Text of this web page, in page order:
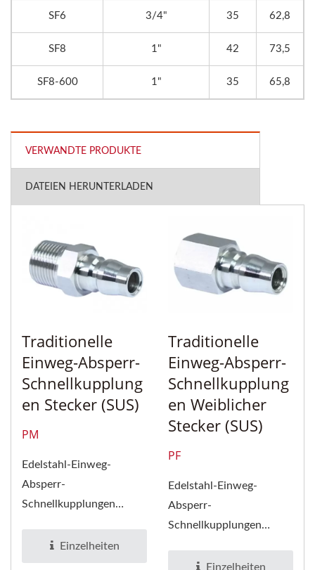
SF6 3/4" 35 62,8
SF8 1" 42 73,5
SF8-600 1" 35 65,8
VERWANDTE PRODUKTE
DATEIEN HERUNTERLADEN
Traditionelle
Einweg-Absperr-
Schnellkupplung
En Stecker (SUS)
PM
Edelstahl-Einweg-
Absperr-
Schnellkupplungen
Männliche Buchse und
Stecker...
Einzelheiten
Traditionelle
Einweg-Absperr-
Schnellkupplung
En Weiblicher
Stecker (SUS)
PF
Edelstahl-Einweg-
Absperr-
Schnellkupplungen
Weibliche Buchse und
Einzelheiten